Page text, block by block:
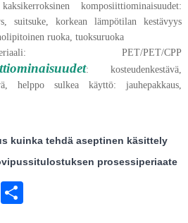
komposiittiominaisuudet:
suitsuke, korkean lämpötilan kestävyys
ruoka, tuoksuruoka
PET/PET/CPP
: kosteudenkestävä,
helppo sulkea käyttö: jauhepakkaus,
kuinka tehdä aseptinen käsittely
prosessiperiaate
LinkedIn